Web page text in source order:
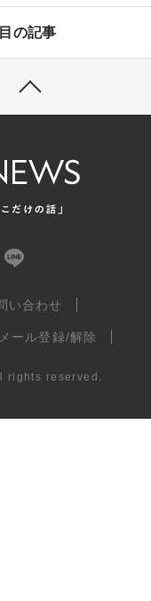
の記事
い合わせ
メール登録/解除
rights reserved.